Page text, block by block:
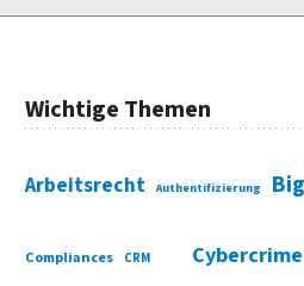
Wichtige Themen
Arbeitsrecht Authentifizierung
Compliances CRM Cybercrime